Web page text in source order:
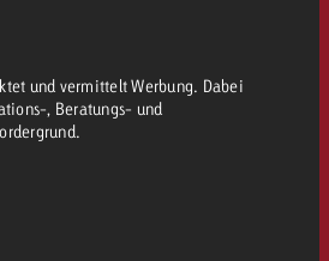
und vermittelt Werbung. Dabei
, Beratungs- und